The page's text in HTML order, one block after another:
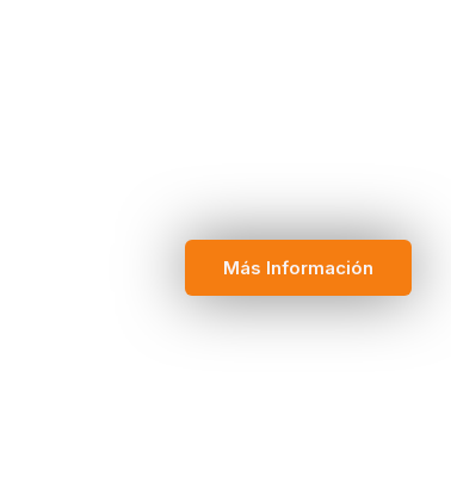
Más Información